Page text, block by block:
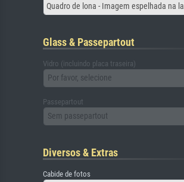
Quadro de lona - Imagem espelhada na
Glass & Passepartout
Vidro (incluindo placa traseira)
Por favor, selecione
Passepartout
Sem passepartout
Diversos & Extras
Cabide de fotos